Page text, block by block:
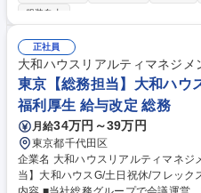
金制度の運用全般の統括■法改正対
連業務の統括■各種助成金申請書類
（労基署、ハローワーク等）の統括
ェーズで、管理部門の責任者として組織づ
【大阪】人事総務課長/梅田駅徒歩5
服装自由
正社員
大和ハウスリアルティマネジメ
東京【総務担当】大和ハウ
福利厚生 給与改定 総務
月給34万円～39万円
東京都千代田区
企業名 大和ハウスリアルティマネジメント株式会社
当】大和ハウスG/土日祝休/フレックス